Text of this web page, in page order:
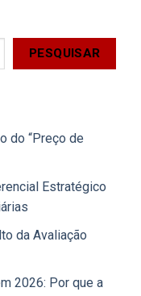
PESQUISAR
do “Preço de
Estratégico
da Avaliação
2026: Por que a